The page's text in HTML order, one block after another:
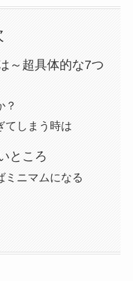
～超具体的な7つ
？
てしまう時は
ところ
ミニマムになる